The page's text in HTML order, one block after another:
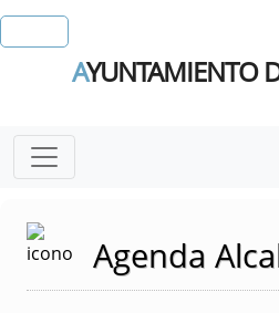
AYUNTAMIENTO
Agenda